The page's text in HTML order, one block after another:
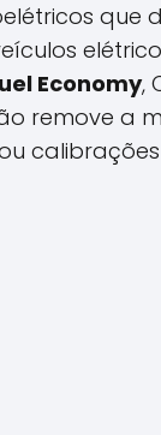
que
Economy,
remove a